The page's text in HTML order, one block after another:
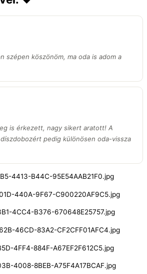
szépen köszönöm, ma oda is adom a
is érkezett, nagy sikert aratott! A
pedig különösen oda-vissza